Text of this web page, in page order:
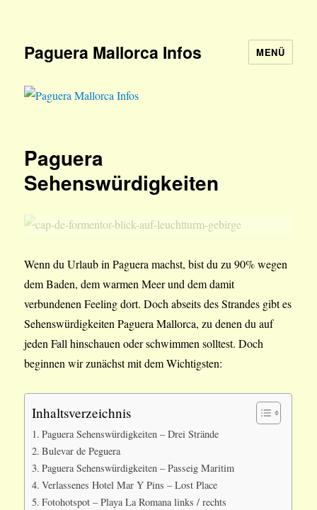
Paguera Mallorca Infos MENÜ
Paguera
Sehenswürdigkeiten
Wenn du Urlaub in Paguera machst, bist du zu 90% wegen
dem Baden, dem warmen Meer und dem damit
verbundenen Feeling dort. Doch abseits des Strandes gibt es
Sehenswürdigkeiten Paguera Mallorca, zu denen du auf
jeden Fall hinschauen oder schwimmen solltest. Doch
beginnen wir zunächst mit dem Wichtigsten:
Inhaltsverzeichnis
Paguera Sehenswürdigkeiten – Drei Strände
Bulevar de Peguera
Paguera Sehenswürdigkeiten – Passeig Maritim
Verlassenes Hotel Mar Y Pins – Lost Place
Fotohotspot – Playa La Romana links / rechts